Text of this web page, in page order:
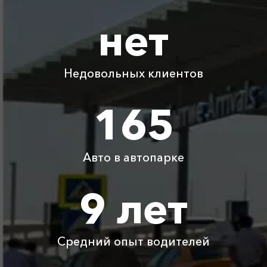
1845 ₽ 3690 ₽
Абрау-Дюрсо ⇆
510 ₽ 1020 ₽ 1530 ₽
780 ₽ 1560 ₽ 2340 ₽
Абрау-Дюрсо ⇆
Абрау-Дюрсо ⇆
1340 ₽ 2680 ₽
Детское
Бесплатно Бесплатно
нет
Недовольных клиентов
165
Авто в автопарке
9 лет
Средний опыт водителей